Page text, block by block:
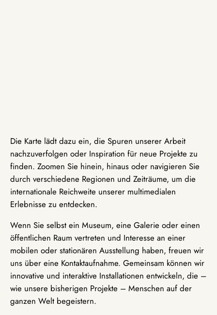
Die Karte lädt dazu ein, die Spuren unserer Arbeit
nachzuverfolgen oder Inspiration für neue Projekte zu
finden. Zoomen Sie hinein, hinaus oder navigieren Sie
durch verschiedene Regionen und Zeiträume, um die
internationale Reichweite unserer multimedialen
Erlebnisse zu entdecken.
Wenn Sie selbst ein Museum, eine Galerie oder einen
öffentlichen Raum vertreten und Interesse an einer
mobilen oder stationären Ausstellung haben, freuen wir
uns über eine Kontaktaufnahme. Gemeinsam können wir
innovative und interaktive Installationen entwickeln, die –
wie unsere bisherigen Projekte – Menschen auf der
ganzen Welt begeistern.